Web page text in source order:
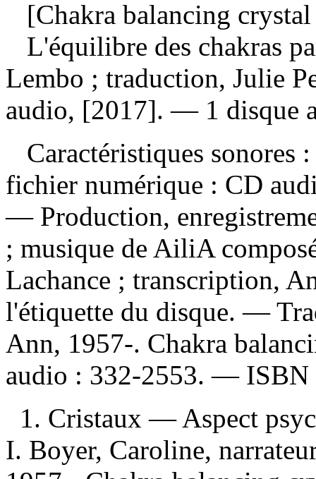
[Chakra balancing
L'équilibre des chakras
Lembo ; traduction, Julie
audio, [2017]. — 1 disque
Caractéristiques sonores
fichier numérique : CD
— Production,
; musique de AiliA
Lachance ; transcription,
l'étiquette du disque. —
Ann, 1957-. Chakra
audio : 332-2553. — ISBN
1. Cristaux — Aspect
I. Boyer, Caroline,